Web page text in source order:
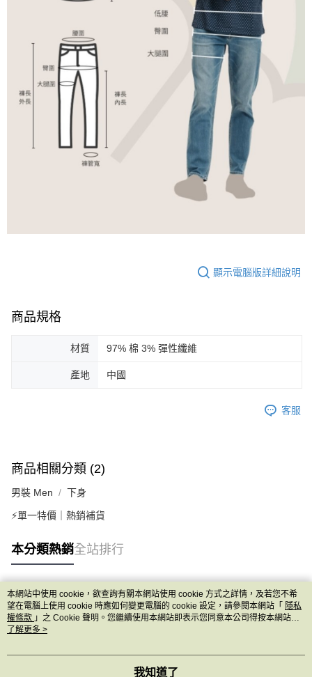
顯示電腦版詳細說明
商品規格
材質 97% 棉 3% 彈性纖維
產地 中國
客服
商品相關分類 (2)
男裝 Men 下身
⚡單一特價｜熱銷補貨
本分類熱銷全站排行
熱門標籤
本網站中使用 cookie，欲查詢有關本網站使用 cookie 方式之詳情，及若您不希
望在電腦上使用 cookie 時應如何變更電腦的 cookie 設定，請參閱本網站「 隱私
權條款 」之 Cookie 聲明。您繼續使用本網站即表示您同意本公司得按本網站使
用條款之 Cookie 聲明使用 cookie。
了解更多 >
我知道了